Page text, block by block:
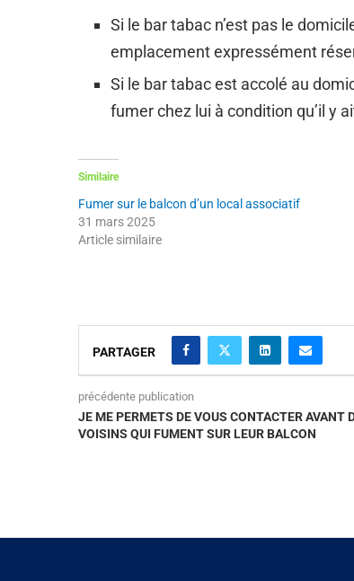
Si le bar tabac n’est pas le
emplacement expressément
Si le bar tabac est accolé au
fumer chez lui à condition qu’il y
Similaire
Fumer sur le balcon d’un local associatif
31 mars 2025
Article similaire
PARTAGER
précédente publication
JE ME PERMETS DE VOUS CONTACTER AVANT
VOISINS QUI FUMENT SUR LEUR BALCON